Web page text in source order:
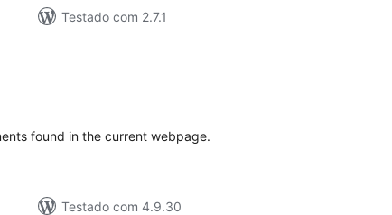
Testado com 2.7.1
found in the current webpage.
Testado com 4.9.30